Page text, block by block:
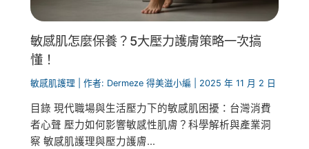
敏感肌怎麼保養？5大壓力護膚策略一次搞
懂！
敏感肌護理 | 作者: Dermeze 得美滋小編 2025 年 11 月 2 日
目錄 現代職場與生活壓力下的敏感肌困擾：台灣消費
者心聲 壓力如何影響敏感性肌膚？科學解析與產業洞
察 敏感肌護理與壓力護膚...